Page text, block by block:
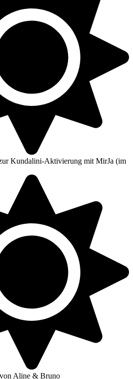
Kundalini-Aktivierung mit MirJa (im
Aline & Bruno